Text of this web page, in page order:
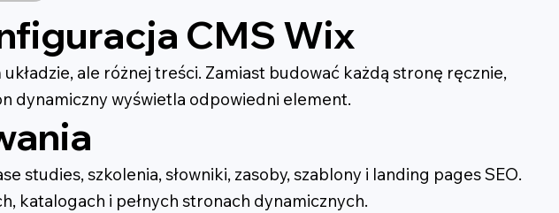
CMS Wix
ale różnej treści. Zamiast budować każdą stronę ręcznie,
dynamiczny wyświetla odpowiedni element.
szkolenia, słowniki, zasoby, szablony i landing pages SEO.
katalogach i pełnych stronach dynamicznych.